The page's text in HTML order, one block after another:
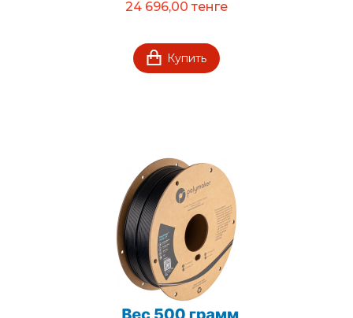
24 696,00 тенге
Купить